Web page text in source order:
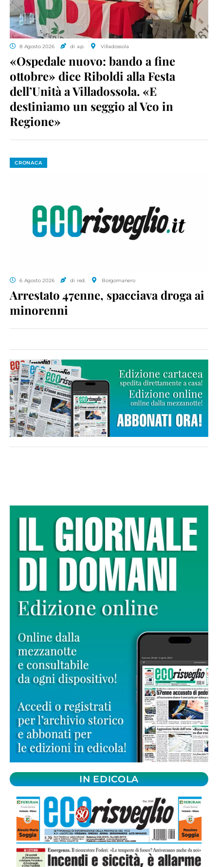
8 Agosto 2026 di a.p. Villadossola
«Ospedale nuovo: bando a fine
ottobre» dice Riboldi alla Festa
dell’Unità a Villadossola. «E
destiniamo un seggio al Vco in
Regione»
CRONACA
6 Agosto 2026 di red. Borgomanero
Arrestato 47enne, spacciava droga ai
minorenni
IN EDICOLA